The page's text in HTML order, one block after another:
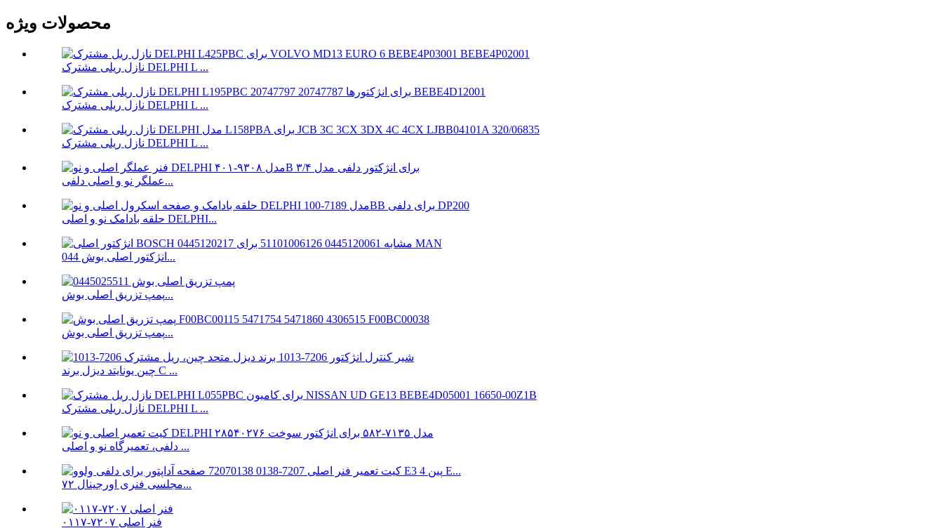
محصولات ویژه
نازل ریلی مشترک DELPHI L ...
نازل ریلی مشترک DELPHI L ...
نازل ریلی مشترک DELPHI L ...
عملگر نو و اصلی دلفی...
حلقه بادامک نو و اصلی DELPHI...
انژکتور اصلی بوش 044...
پمپ تزریق اصلی بوش...
پمپ تزریق اصلی بوش...
چین یونایتد دیزل برند C ...
نازل ریلی مشترک DELPHI L ...
دلفی، تعمیرگاه نو و اصلی ...
مجلسی فنری اورجینال ۷۲...
فنر اصلی ۷۲۰۷-۰۱۱۷